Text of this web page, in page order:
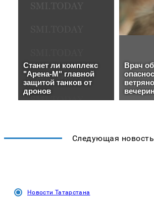
Следующая новость
Новости Татарстана